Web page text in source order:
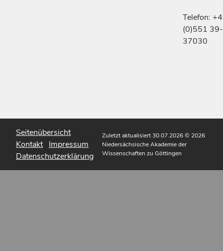
Telefon:
(0)551 39-
37030
Seitenübersicht
Kontakt Impressum
Datenschutzerklärung
Zuletzt aktualisiert 30.07.2026© 2026
Niedersächsische Akademie der
Wissenschaften zu Göttingen